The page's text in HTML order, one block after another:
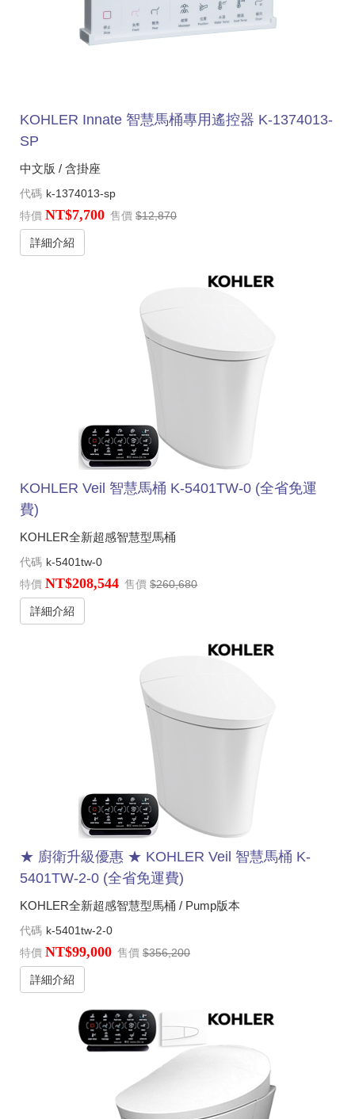
KOHLER Innate 智慧馬桶專用遙控器 K-1374013-
SP
中文版 / 含掛座
代碼 k-1374013-sp
特價 NT$7,700 售價 $12,870
詳細介紹
KOHLER Veil 智慧馬桶 K-5401TW-0 (全省免運
費)
KOHLER全新超感智慧型馬桶
代碼 k-5401tw-0
特價 NT$208,544 售價 $260,680
詳細介紹
★ 廚衛升級優惠 ★ KOHLER Veil 智慧馬桶 K-
5401TW-2-0 (全省免運費)
KOHLER全新超感智慧型馬桶 / Pump版本
代碼 k-5401tw-2-0
特價 NT$99,000 售價 $356,200
詳細介紹